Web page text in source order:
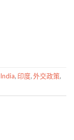
India, 印度,外交政策,